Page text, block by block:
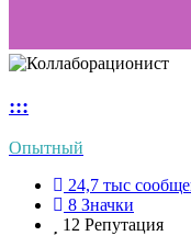
:::
Опытный
24,7 тыс
8 Значки
12 Репутация